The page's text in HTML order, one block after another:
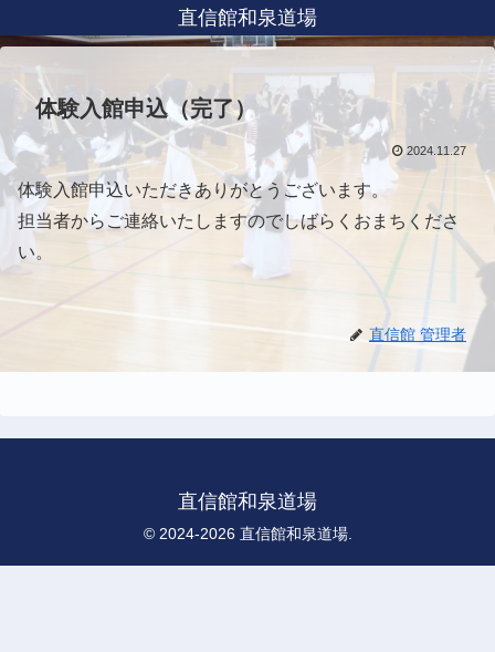
直信館和泉道場
体験入館申込（完了）
2024.11.27
体験入館申込いただきありがとうございます。
担当者からご連絡いたしますのでしばらくおまちくださ
い。
直信館 管理者
直信館和泉道場
© 2024-2026 直信館和泉道場.